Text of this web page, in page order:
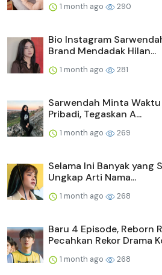
1 month ago 290
Bio Instagram
Brand Mendadak Hilan...
1 month ago 281
Sarwendah Minta
Pribadi, Tegaskan A...
1 month ago 269
Selama Ini Banyak yang
Ungkap Arti Nama...
1 month ago 268
Baru 4 Episode, Reborn
Pecahkan Rekor Drama
1 month ago 268